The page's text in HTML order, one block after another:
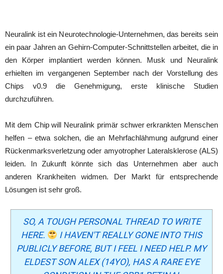
Neuralink ist ein Neurotechnologie-Unternehmen, das bereits sein
ein paar Jahren an Gehirn-Computer-Schnittstellen arbeitet, die in
den Körper implantiert werden können. Musk und Neuralink
erhielten im vergangenen September nach der Vorstellung des
Chips v0.9 die Genehmigung, erste klinische Studien
durchzuführen.
Mit dem Chip will Neuralink primär schwer erkrankten Menschen
helfen – etwa solchen, die an Mehrfachlähmung aufgrund einer
Rückenmarksverletzung oder amyotropher Lateralsklerose (ALS)
leiden. In Zukunft könnte sich das Unternehmen aber auch
anderen Krankheiten widmen. Der Markt für entsprechende
Lösungen ist sehr groß.
SO, A TOUGH PERSONAL THREAD TO WRITE
HERE.
I HAVEN'T REALLY GONE INTO THIS
PUBLICLY BEFORE, BUT I FEEL I NEED HELP. MY
ELDEST SON ALEX (14YO), HAS A RARE EYE